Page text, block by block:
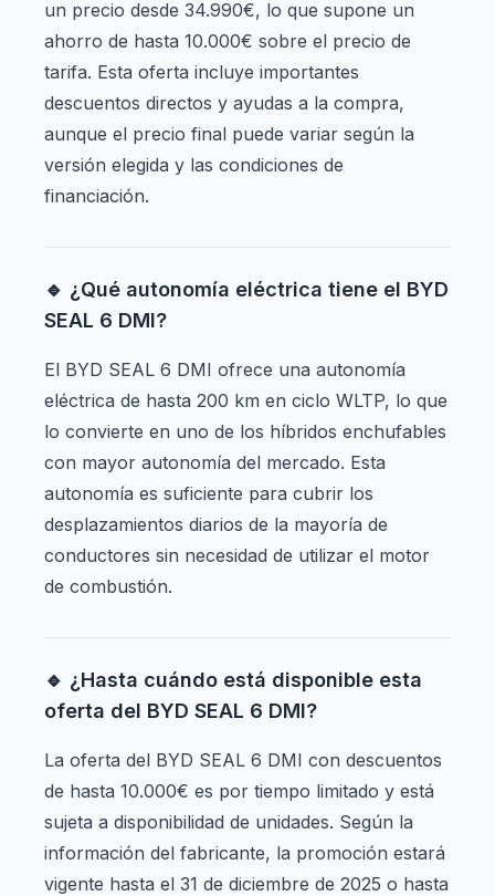
un precio desde 34.990€, lo que supone un
ahorro de hasta 10.000€ sobre el precio de
tarifa. Esta oferta incluye importantes
descuentos directos y ayudas a la compra,
aunque el precio final puede variar según la
versión elegida y las condiciones de
financiación.
🔹 ¿Qué autonomía eléctrica tiene el BYD
SEAL 6 DMI?
El BYD SEAL 6 DMI ofrece una autonomía
eléctrica de hasta 200 km en ciclo WLTP, lo que
lo convierte en uno de los híbridos enchufables
con mayor autonomía del mercado. Esta
autonomía es suficiente para cubrir los
desplazamientos diarios de la mayoría de
conductores sin necesidad de utilizar el motor
de combustión.
🔹 ¿Hasta cuándo está disponible esta
oferta del BYD SEAL 6 DMI?
La oferta del BYD SEAL 6 DMI con descuentos
de hasta 10.000€ es por tiempo limitado y está
sujeta a disponibilidad de unidades. Según la
información del fabricante, la promoción estará
vigente hasta el 31 de diciembre de 2025 o hasta